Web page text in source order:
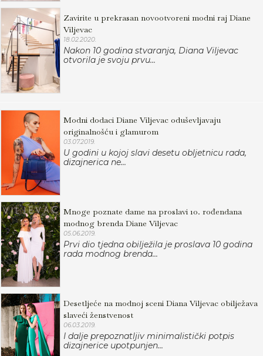
Zavirite u prekrasan novootvoreni modni raj Diane
Viljevac
18.02.2020.
Nakon 10 godina stvaranja, Diana Viljevac
otvorila je svoju prvu...
Modni dodaci Diane Viljevac oduševljavaju
originalnošću i glamurom
03.07.2019.
U godini u kojoj slavi desetu obljetnicu rada,
dizajnerica ne...
Mnoge poznate dame na proslavi 10. rođendana
modnog brenda Diane Viljevac
05.06.2019.
Prvi dio tjedna obilježila je proslava 10 godina
rada modnog brenda...
Desetljeće na modnoj sceni Diana Viljevac obilježava
slaveći ženstvenost
06.03.2019.
I dalje prepoznatljiv minimalistički potpis
dizajnerice upotpunjen...